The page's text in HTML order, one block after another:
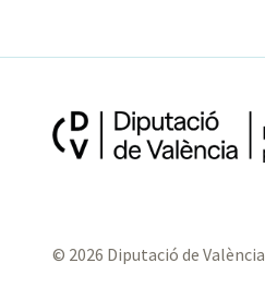
© 2026 Diputació de València